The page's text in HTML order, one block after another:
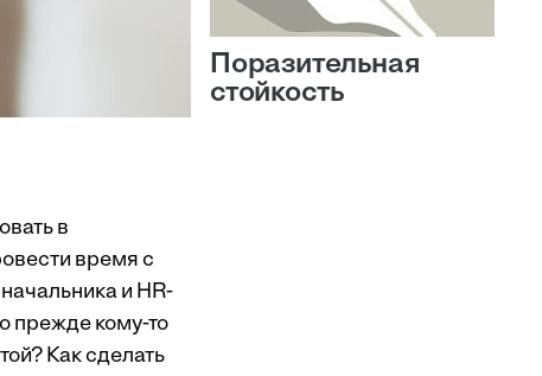
Поразительная
стойкость
в
время с
и HR-
прежде кому-то
Как сделать